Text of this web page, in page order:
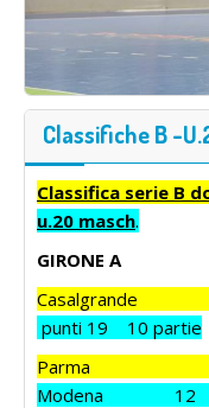
Classifiche B -
Classifica serie B
u.20 masch.
GIRONE A
punti 19 10 partie
Modena 12 8